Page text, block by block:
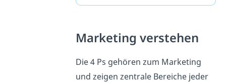
Marketing verstehen
Die 4 Ps gehören zum Marketing
und zeigen zentrale Bereiche jeder